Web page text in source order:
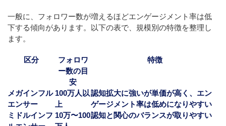
一般に、フォロワー数が増えるほどエンゲージメント率は低
下する傾向があります。以下の表で、規模別の特徴を整理し
ます。
区分
フォロワ
ー数の目
安
特徴
メガインフル
エンサー
100万人以
上
認知拡大に強いが単価が高く、エン
ゲージメント率は低めになりやすい
ミドルインフ 10万〜100認知と関心のバランスが取りやすい